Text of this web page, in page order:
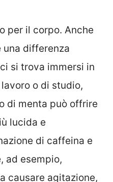
per il corpo. Anche
una differenza
si trova immersi in
o di studio,
di menta può offrire
lucida e
di caffeina e
ad esempio,
causare agitazione,